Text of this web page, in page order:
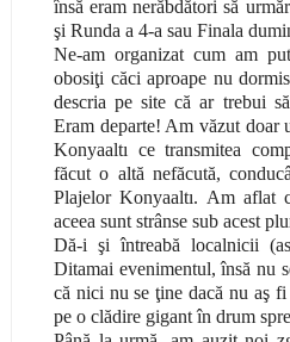
însă eram nerăbdători să
şi Runda a 4-a sau Finala
Ne-am organizat cum am
obosiţi căci aproape nu
descria pe site că ar trebui
Eram departe! Am văzut doar
Konyaaltı ce transmitea
făcut o altă nefăcută,
Plajelor Konyaaltı. Am aflat
aceea sunt strânse sub acest
Dă-i şi întreabă localnicii
Ditamai evenimentul, însă nu
că nici nu se ţine dacă nu aş
pe o clădire gigant în drum